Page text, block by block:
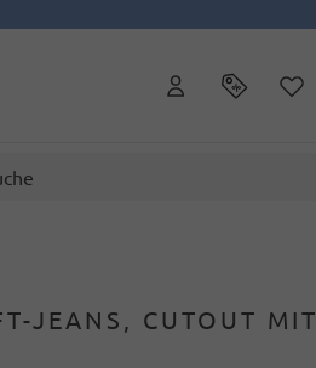
JEANS, CUTOUT MIT